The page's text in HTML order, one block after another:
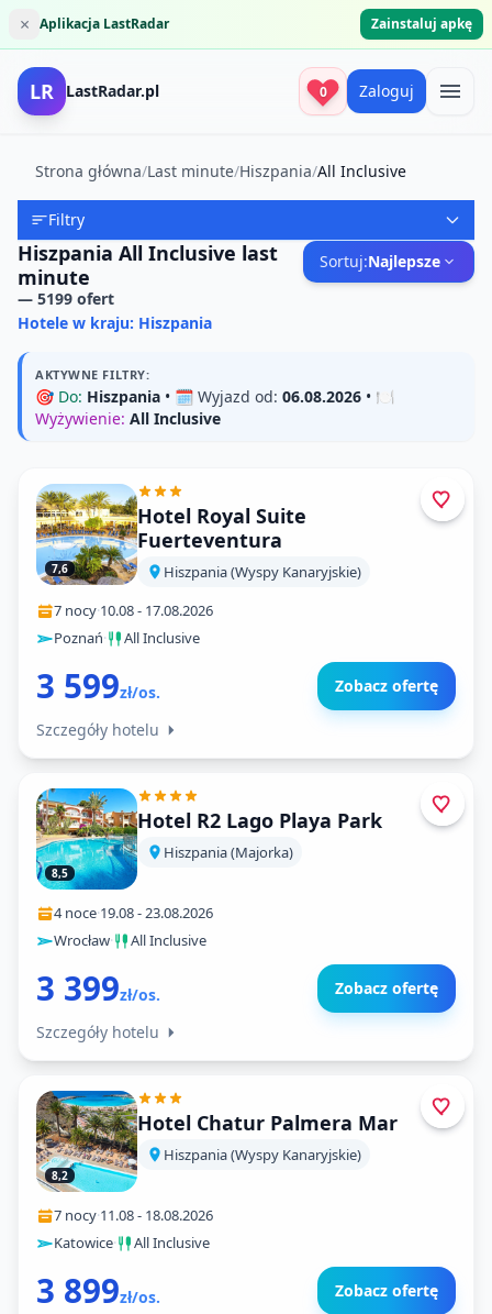
× Aplikacja LastRadar Zainstaluj apkę
LR LastRadar.pl 0 Zaloguj
Strona główna/Last minute/Hiszpania/All Inclusive
Filtry
Hiszpania All Inclusive last
minute
— 5199 ofert
Sortuj:Najlepsze
Hotele w kraju: Hiszpania
AKTYWNE FILTRY:
🎯 Do: Hiszpania • 🗓️ Wyjazd od: 06.08.2026 • 🍽️
Wyżywienie: All Inclusive
7,6
Hotel Royal Suite
Fuerteventura
Hiszpania (Wyspy Kanaryjskie)
7 nocy·10.08- 17.08.2026
Poznań· All Inclusive
3 599zł/os. Zobacz ofertę
Szczegóły hotelu
8,5
Hotel R2 Lago Playa Park
Hiszpania (Majorka)
4 noce·19.08-23.08.2026
Wrocław· All Inclusive
3 399zł/os. Zobacz ofertę
Szczegóły hotelu
8,2
Hotel Chatur Palmera Mar
Hiszpania (Wyspy Kanaryjskie)
7 nocy·11.08- 18.08.2026
Katowice· All Inclusive
3 899zł/os. Zobacz ofertę